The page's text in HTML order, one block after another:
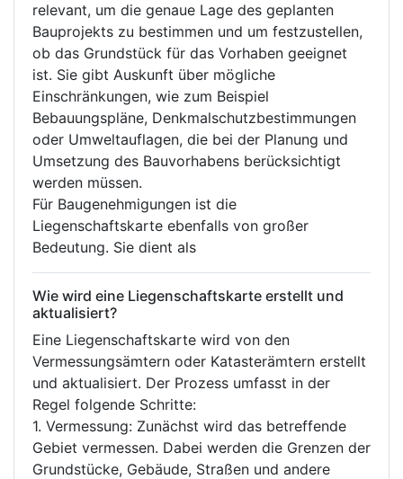
relevant, um die genaue Lage des geplanten
Bauprojekts zu bestimmen und um festzustellen,
ob das Grundstück für das Vorhaben geeignet
ist. Sie gibt Auskunft über mögliche
Einschränkungen, wie zum Beispiel
Bebauungspläne, Denkmalschutzbestimmungen
oder Umweltauflagen, die bei der Planung und
Umsetzung des Bauvorhabens berücksichtigt
werden müssen.
Für Baugenehmigungen ist die
Liegenschaftskarte ebenfalls von großer
Bedeutung. Sie dient als
Wie wird eine Liegenschaftskarte erstellt und
aktualisiert?
Eine Liegenschaftskarte wird von den
Vermessungsämtern oder Katasterämtern erstellt
und aktualisiert. Der Prozess umfasst in der
Regel folgende Schritte:
1. Vermessung: Zunächst wird das betreffende
Gebiet vermessen. Dabei werden die Grenzen der
Grundstücke, Gebäude, Straßen und andere